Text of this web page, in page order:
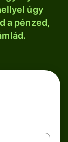
úgy
a pénzed,